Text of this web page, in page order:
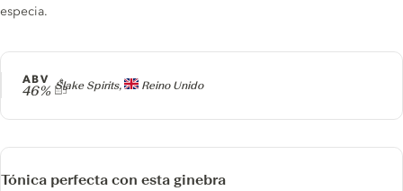
Producer
Slake Spirits, Reino Unido
ABV
46%
especia.
Tónica perfecta con esta ginebra